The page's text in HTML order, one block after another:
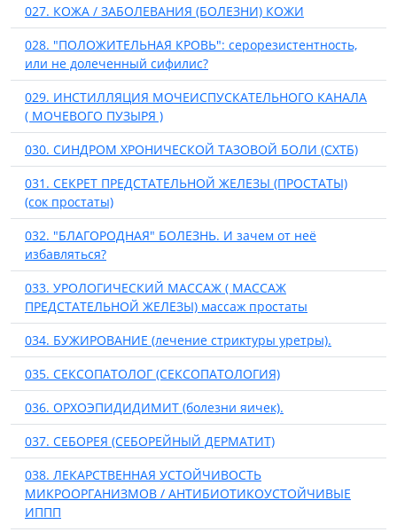
027. КОЖА / ЗАБОЛЕВАНИЯ (БОЛЕЗНИ) КОЖИ
028. "ПОЛОЖИТЕЛЬНАЯ КРОВЬ": серорезистентность,
или не долеченный сифилис?
029. ИНСТИЛЛЯЦИЯ МОЧЕИСПУСКАТЕЛЬНОГО КАНАЛА
( МОЧЕВОГО ПУЗЫРЯ )
030. СИНДРОМ ХРОНИЧЕСКОЙ ТАЗОВОЙ БОЛИ (СХТБ)
031. СЕКРЕТ ПРЕДСТАТЕЛЬНОЙ ЖЕЛЕЗЫ (ПРОСТАТЫ)
(сок простаты)
032. "БЛАГОРОДНАЯ" БОЛЕЗНЬ. И зачем от неё
избавляться?
033. УРОЛОГИЧЕСКИЙ МАССАЖ ( МАССАЖ
ПРЕДСТАТЕЛЬНОЙ ЖЕЛЕЗЫ) массаж простаты
034. БУЖИРОВАНИЕ (лечение стриктуры уретры).
035. СЕКСОПАТОЛОГ (СЕКСОПАТОЛОГИЯ)
036. ОРХОЭПИДИДИМИТ (болезни яичек).
037. СЕБОРЕЯ (СЕБОРЕЙНЫЙ ДЕРМАТИТ)
038. ЛЕКАРСТВЕННАЯ УСТОЙЧИВОСТЬ
МИКРООРГАНИЗМОВ / АНТИБИОТИКОУСТОЙЧИВЫЕ
ИППП